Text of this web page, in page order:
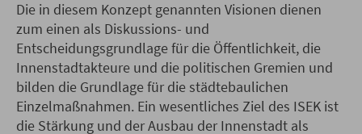
Die in diesem Konzept genannten Visionen dienen
zum einen als Diskussions- und
Entscheidungsgrundlage für die Öffentlichkeit, die
Innenstadtakteure und die politischen Gremien und
bilden die Grundlage für die städtebaulichen
Einzelmaßnahmen. Ein wesentliches Ziel des ISEK ist
die Stärkung und der Ausbau der Innenstadt als